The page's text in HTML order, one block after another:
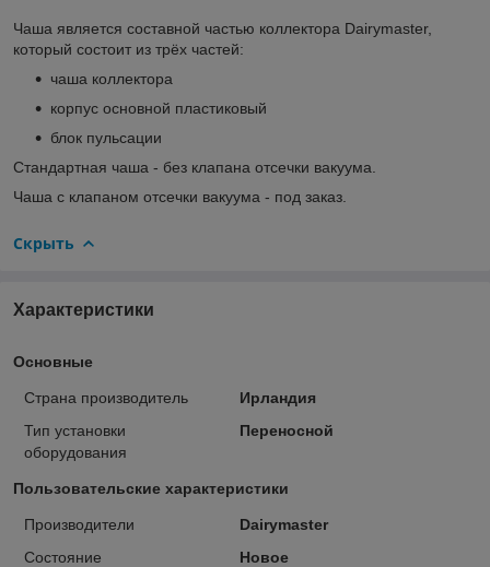
Чаша является составной частью коллектора Dairymaster,
который состоит из трёх частей:
чаша коллектора
корпус основной пластиковый
блок пульсации
Стандартная чаша - без клапана отсечки вакуума.
Чаша с клапаном отсечки вакуума - под заказ.
Скрыть
Характеристики
Основные
Страна производитель
Ирландия
Тип установки
оборудования
Переносной
Пользовательские характеристики
Производители
Dairymaster
Состояние
Новое